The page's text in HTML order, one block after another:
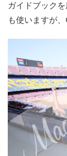
ガイドブック
も使いますが